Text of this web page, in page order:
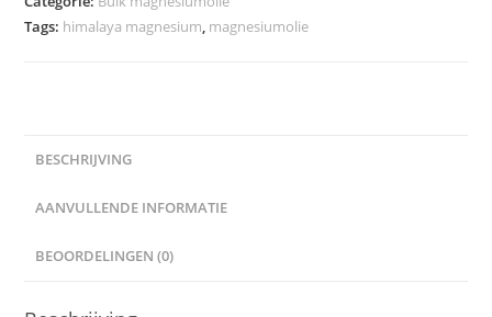
Tags: himalaya magnesium, magnesiumolie
BESCHRIJVING
AANVULLENDE INFORMATIE
BEOORDELINGEN (0)